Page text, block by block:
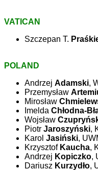
VATICAN
Szczepan T.
POLAND
Andrzej Adamski,
Przemysław
Mirosław
Imelda Chłodna-
Wojsław
Piotr Jaroszyński,
Karol Jasiński,
Krzysztof Kaucha,
Andrzej Kopiczko,
Dariusz Kurzydło,